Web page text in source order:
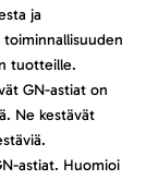
ja
tuotteille.
GN-astiat on
Ne kestävät
astiat. Huomioi